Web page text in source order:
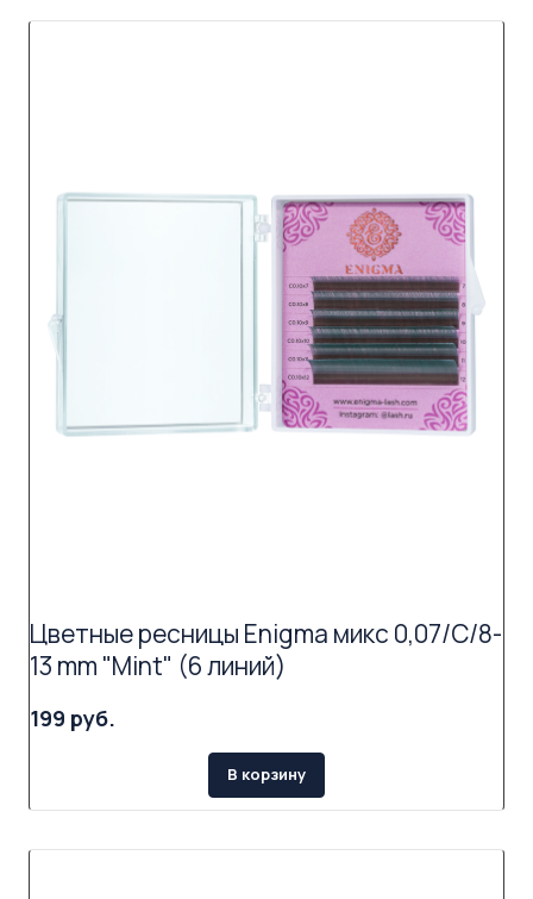
Цветные ресницы Enigma микс 0,07/C/8-
13 mm "Mint" (6 линий)
199 руб.
В корзину